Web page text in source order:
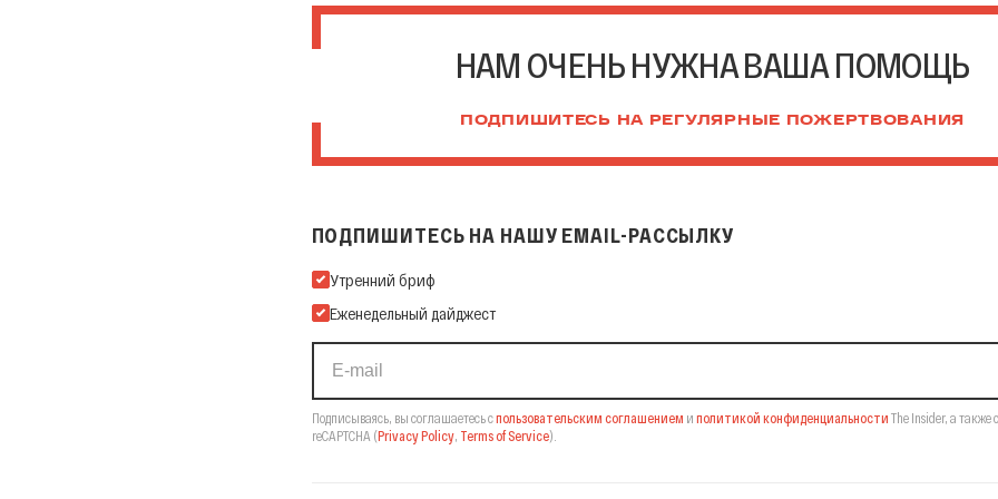
НАМ ОЧЕНЬ НУЖНА ВАША ПОМОЩЬ
ПОДПИШИТЕСЬ НА РЕГУЛЯРНЫЕ ПОЖЕРТВОВАНИЯ
ПОДПИШИТЕСЬ НА НАШУ EMAIL-РАССЫЛКУ
Подпишитесь на нашу Email-рассылку
Утренний бриф
Еженедельный дайджест
Подписываясь, вы соглашаетесь спользовательским соглашением и политикой конфиденциальности The Insider, а также
reCAPTCHA (Privacy Policy, Terms of Service).